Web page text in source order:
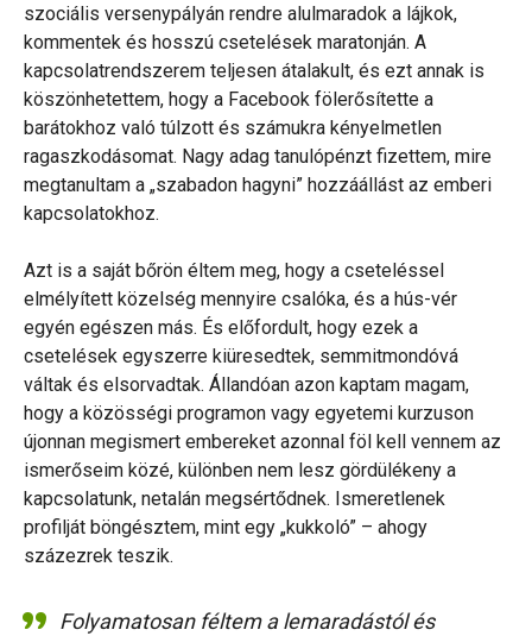
szociális versenypályán rendre alulmaradok a lájkok,
kommentek és hosszú csetelések maratonján. A
kapcsolatrendszerem teljesen átalakult, és ezt annak is
köszönhetettem, hogy a Facebook fölerősítette a
barátokhoz való túlzott és számukra kényelmetlen
ragaszkodásomat. Nagy adag tanulópénzt fizettem, mire
megtanultam a „szabadon hagyni” hozzáállást az emberi
kapcsolatokhoz.
Azt is a saját bőrön éltem meg, hogy a cseteléssel
elmélyített közelség mennyire csalóka, és a hús-vér
egyén egészen más. És előfordult, hogy ezek a
csetelések egyszerre kiüresedtek, semmitmondóvá
váltak és elsorvadtak. Állandóan azon kaptam magam,
hogy a közösségi programon vagy egyetemi kurzuson
újonnan megismert embereket azonnal föl kell vennem az
ismerőseim közé, különben nem lesz gördülékeny a
kapcsolatunk, netalán megsértődnek. Ismeretlenek
profilját böngésztem, mint egy „kukkoló” – ahogy
százezrek teszik.
Folyamatosan féltem a lemaradástól és